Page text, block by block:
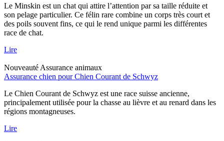
Le Minskin est un chat qui attire l’attention par sa taille réduite et
son pelage particulier. Ce félin rare combine un corps très court et
des poils souvent fins, ce qui le rend unique parmi les différentes
race de chat.
Lire
Nouveauté Assurance animaux
Assurance chien pour Chien Courant de Schwyz
Le Chien Courant de Schwyz est une race suisse ancienne,
principalement utilisée pour la chasse au lièvre et au renard dans les
régions montagneuses.
Lire